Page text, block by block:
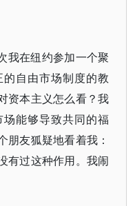
我在纽约参加一个聚
自由市场制度的教
资本主义怎么看？我
能够导致共同的福
朋友狐疑地看着我：
有过这种作用。我闹